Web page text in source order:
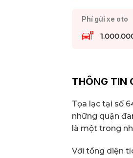
Phí gửi xe oto
THÔNG TIN
Tọa lạc tại số
những quận
là một trong
Với tổng diện